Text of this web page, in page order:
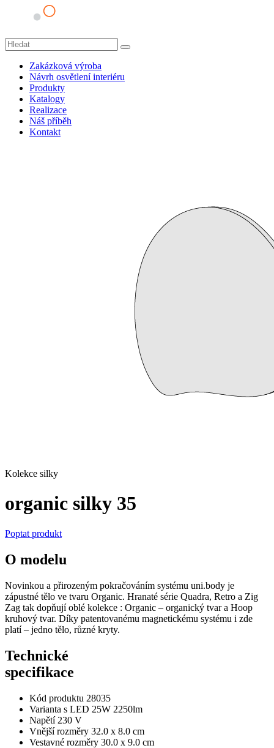
Zakázková výroba
Návrh osvětlení interiéru
Produkty
Katalogy
Realizace
Náš příběh
Kontakt
Kolekce silky
organic silky 35
Poptat produkt
O modelu
Novinkou a přirozeným pokračováním systému uni.body je
zápustné tělo ve tvaru Organic. Hranaté série Quadra, Retro a Zig
Zag tak dopňují oblé kolekce : Organic – organický tvar a Hoop
kruhový tvar. Díky patentovanému magnetickému systému i zde
platí – jedno tělo, různé kryty.
Technické
specifikace
Kód produktu 28035
Varianta s LED 25W 2250lm
Napětí 230 V
Vnější rozměry 32.0 x 8.0 cm
Vestavné rozměry 30.0 x 9.0 cm